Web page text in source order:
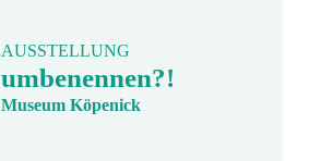
AUSSTELLUNG
umbenennen?!
Museum Köpenick